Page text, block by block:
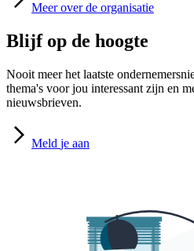
Meer over de organisatie
Blijf op de hoogte
Nooit meer het laatste
thema's voor jou interessant zijn en
nieuwsbrieven.
Meld je aan